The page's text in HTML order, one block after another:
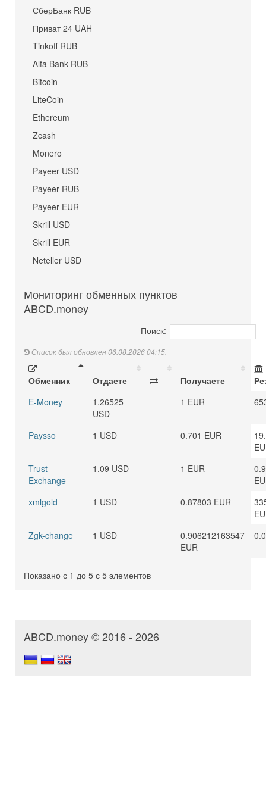
СберБанк RUB
Приват 24 UAH
Tinkoff RUB
Alfa Bank RUB
Bitcoin
LiteCoin
Ethereum
Zcash
Monero
Payeer USD
Payeer RUB
Payeer EUR
Skrill USD
Skrill EUR
Neteller USD
Мониторинг обменных пунктов
ABCD.money
Поиск:
Список был обновлен 06.08.2026 04:15.
Обменник Отдаете Получаете
E-Money
1.26525
USD
1 EUR
Paysso 1 USD 0.701 EUR
Trust-
Exchange
1.09 USD 1 EUR
xmlgold
1 USD 0.87803 EUR
Zgk-change
1 USD
0.906212163547
EUR
Показано с 1 до 5 с 5 элементов
ABCD.money © 2016 - 2026